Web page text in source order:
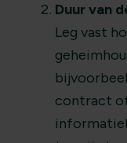
Duur van
Leg vast
contract